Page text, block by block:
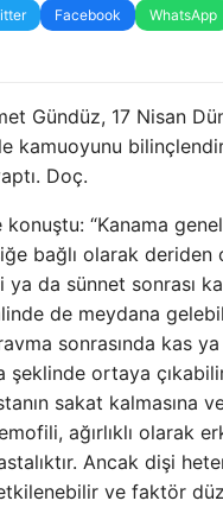
Facebook WhatsApp
Gündüz, 17 Nisan
kamuoyunu
Doç.
konuştu: “Kanama
bağlı olarak deriden
da sünnet sonrası
de meydana
sonrasında kas
şeklinde ortaya
sakat kalmasına
ağırlıklı olarak
Ancak dişi
etkilenebilir ve faktör